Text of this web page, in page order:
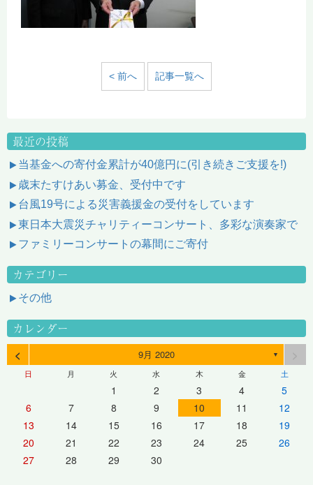
< 前へ 記事一覧へ
最近の投稿
当基金への寄付金累計が40億円に(引き続きご支援を!)
歳末たすけあい募金、受付中です
台風19号による災害義援金の受付をしています
東日本大震災チャリティーコンサート、多彩な演奏家で
ファミリーコンサートの幕間にご寄付
カテゴリー
その他
カレンダー
< 9月 2020 ▼
日 月 火 水 木 金 土
1 2 3 4
5
6
7 8 9 10 11
12
13
14 15 16 17 18
19
20
21 22 23 24 25
26
27
28 29 30